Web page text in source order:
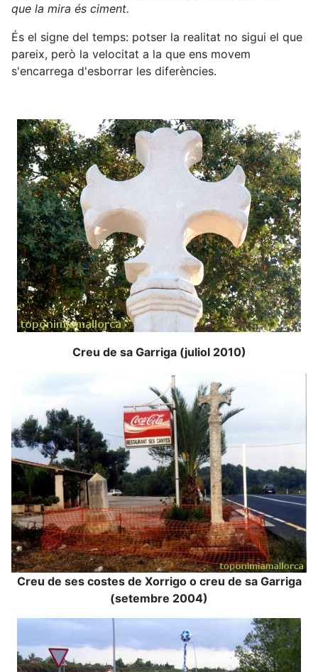
que la mira és ciment.
És el signe del temps: potser la realitat no sigui el que
pareix, però la velocitat a la que ens movem
s'encarrega d'esborrar les diferències.
Creu de sa Garriga (juliol 2010)
Creu de ses costes de Xorrigo o creu de sa Garriga
(setembre 2004)